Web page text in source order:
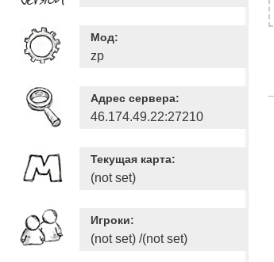
Мод:
zp
Адрес сервера:
46.174.49.22:27210
Текущая карта:
(not set)
Игроки:
(not set) /(not set)